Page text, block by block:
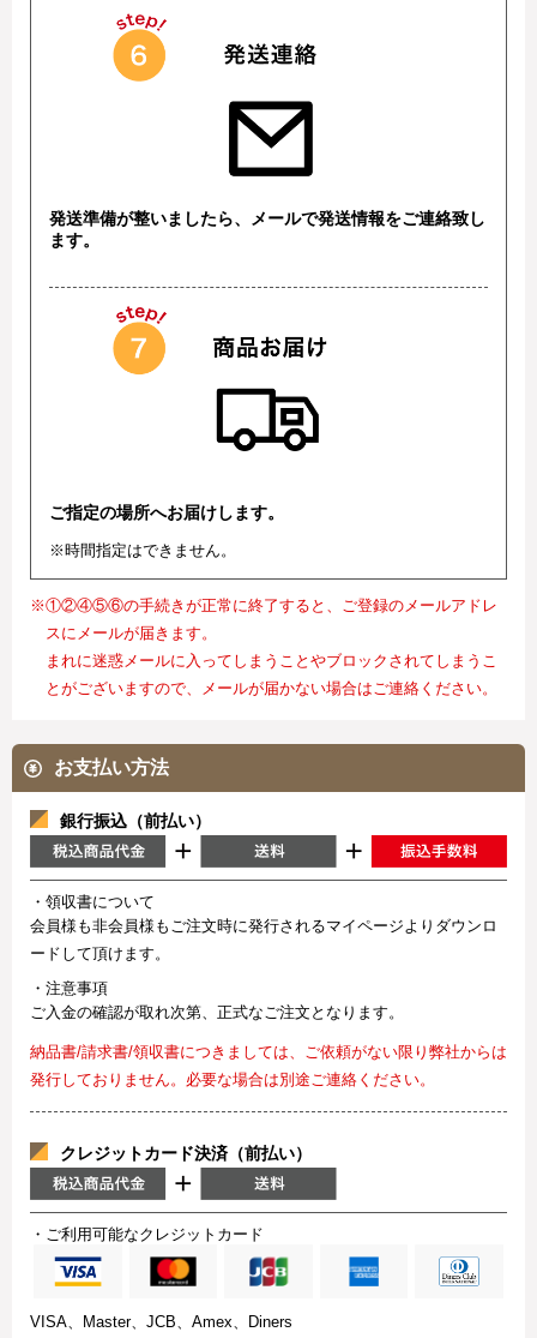
発送準備が整いましたら、メールで発送情報をご連絡致し
ます。
ご指定の場所へお届けします。
※時間指定はできません。
※①②④⑤⑥の手続きが正常に終了すると、ご登録のメールアドレ
スにメールが届きます。
まれに迷惑メールに入ってしまうことやブロックされてしまうこ
とがございますので、メールが届かない場合はご連絡ください。
お支払い方法
銀行振込（前払い）
・領収書について
会員様も非会員様もご注文時に発行されるマイページよりダウンロ
ードして頂けます。
・注意事項
ご入金の確認が取れ次第、正式なご注文となります。
納品書/請求書/領収書につきましては、ご依頼がない限り弊社からは
発行しておりません。必要な場合は別途ご連絡ください。
クレジットカード決済（前払い）
・ご利用可能なクレジットカード
VISA、Master、JCB、Amex、Diners